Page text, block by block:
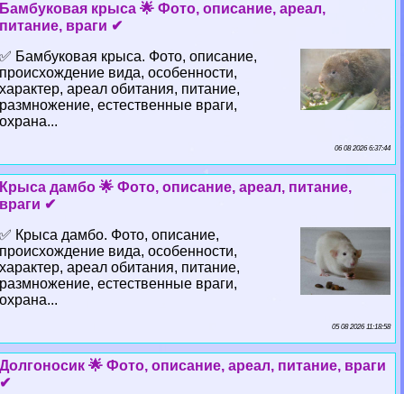
Бамбуковая крыса 🌟 Фото, описание, ареал,
питание, враги ✔
✅ Бамбуковая крыса. Фото, описание,
происхождение вида, особенности,
хаpaктер, ареал обитания, питание,
размножение, естественные враги,
охрана...
06 08 2026 6:37:44
Крыса дамбо 🌟 Фото, описание, ареал, питание,
враги ✔
✅ Крыса дамбо. Фото, описание,
происхождение вида, особенности,
хаpaктер, ареал обитания, питание,
размножение, естественные враги,
охрана...
05 08 2026 11:18:58
Долгоносик 🌟 Фото, описание, ареал, питание, враги
✔